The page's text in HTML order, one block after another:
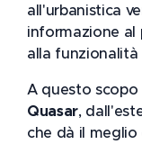
all'urbanistica
informazione al
alla
A questo scopo
Quasar,
che dà il